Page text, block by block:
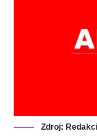
Zdroj: